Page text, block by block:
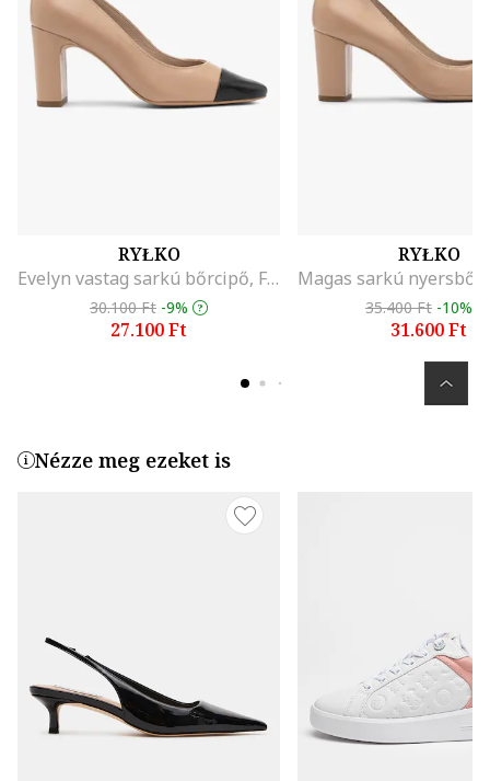
RYŁKO
Evelyn vastag sarkú bőrcipő, Fekete/Tevebarna
30.100 Ft -9%
27.100 Ft
RYŁKO
35.400 Ft -10%
31.600 Ft
Nézze meg ezeket is